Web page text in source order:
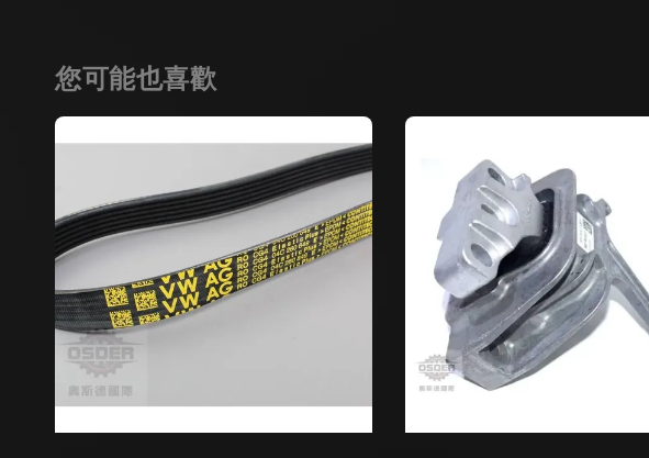
您可能也喜歡